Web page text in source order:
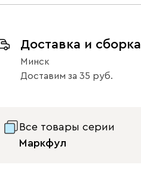
Изумруд
Доставка и сборка
Минск
Доставим за 35
Все товары серии
Маркфул